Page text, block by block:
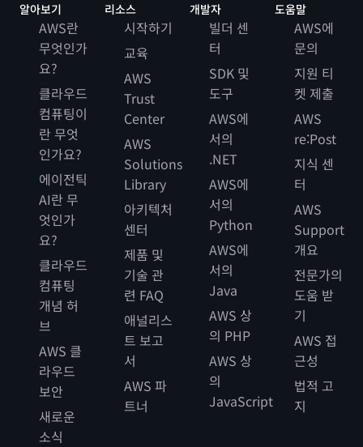
알아보기
AWS란
무엇인가
요?
클라우드
컴퓨팅이
란 무엇
인가요?
에이전틱
AI란 무
엇인가
요?
클라우드
컴퓨팅
개념 허
브
AWS 클
라우드
보안
새로운
소식
리소스
시작하기
교육
AWS
Trust
Center
AWS
Solutions
Library
아키텍처
센터
제품 및
기술 관
련 FAQ
애널리스
트 보고
서
AWS 파
트너
개발자
빌더 센
터
SDK 및
도구
AWS에
서의
.NET
AWS에
서의
Python
AWS에
서의
Java
AWS 상
의 PHP
AWS 상
의
JavaScript
도움말
AWS에
문의
지원 티
켓 제출
AWS
re:Post
지식 센
터
AWS
Support
개요
전문가의
도움 받
기
AWS 접
근성
법적 고
지